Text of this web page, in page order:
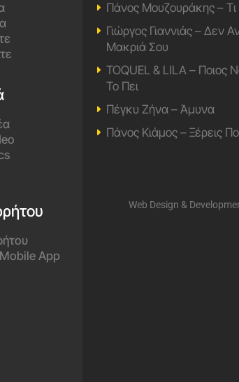
App
Πάνος Μουζουράκης – Τι
Γιώργος Γιαννιάς – Δεν
Μακριά Σου
TOQUEL & LILA – Ποιος
Το Πει
Πέγκυ Ζήνα – Άμυνα
Πάνος Κιάμος – Ξέρεις
Web Design &